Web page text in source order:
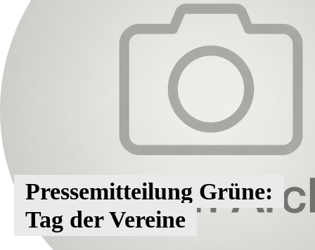
Pressemitteilung Grüne:
Tag der Vereine